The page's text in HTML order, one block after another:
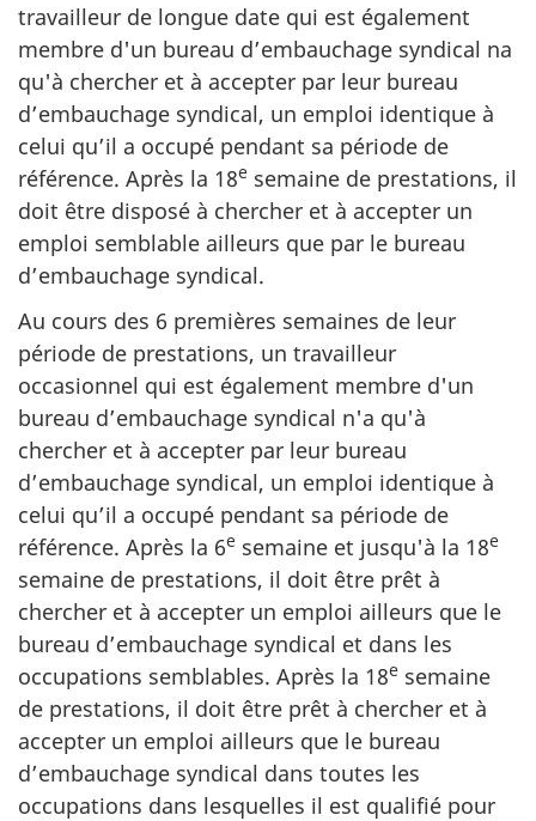
travailleur de longue date qui est également
membre d'un bureau d’embauchage syndical na
qu'à chercher et à accepter par leur bureau
d’embauchage syndical, un emploi identique à
celui qu’il a occupé pendant sa période de
référence. Après la 18e semaine de prestations, il
doit être disposé à chercher et à accepter un
emploi semblable ailleurs que par le bureau
d’embauchage syndical.
Au cours des 6 premières semaines de leur
période de prestations, un travailleur
occasionnel qui est également membre d'un
bureau d’embauchage syndical n'a qu'à
chercher et à accepter par leur bureau
d’embauchage syndical, un emploi identique à
celui qu’il a occupé pendant sa période de
référence. Après la 6e semaine et jusqu'à la 18e
semaine de prestations, il doit être prêt à
chercher et à accepter un emploi ailleurs que le
bureau d’embauchage syndical et dans les
occupations semblables. Après la 18e semaine
de prestations, il doit être prêt à chercher et à
accepter un emploi ailleurs que le bureau
d’embauchage syndical dans toutes les
occupations dans lesquelles il est qualifié pour